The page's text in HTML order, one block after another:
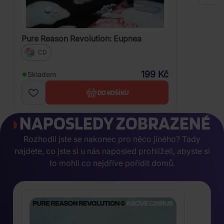
Pure Reason Revolution: Eupnea
CD
Skladem 199 Kč
DO KOŠÍKU
NAPOSLEDY ZOBRAZENÉ
Rozhodli jste se nakonec pro něco jiného? Tady
najdete, co jste si u nás naposled prohlíželi, abyste si
to mohli co nejdříve pořídit domů.